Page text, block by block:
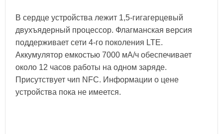
В сердце устройства лежит 1,5-гигагерцевый
двухъядерный процессор. Флагманская версия
поддерживает сети 4-го поколения LTE.
Аккумулятор емкостью 7000 мА/ч обеспечивает
около 12 часов работы на одном заряде.
Присутствует чип NFC. Информации о цене
устройства пока не имеется.